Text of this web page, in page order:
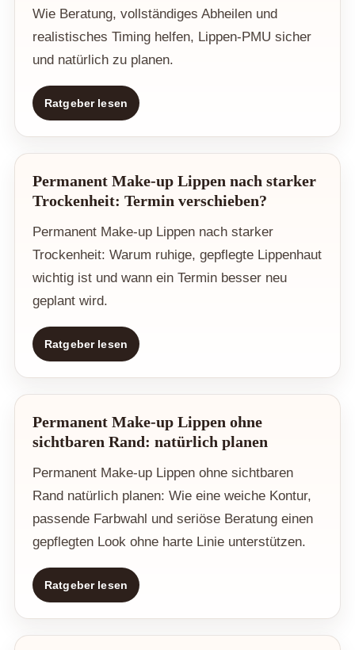
Wie Beratung, vollständiges Abheilen und
realistisches Timing helfen, Lippen-PMU sicher
und natürlich zu planen.
Ratgeber lesen
Permanent Make-up Lippen nach starker
Trockenheit: Termin verschieben?
Permanent Make-up Lippen nach starker
Trockenheit: Warum ruhige, gepflegte Lippenhaut
wichtig ist und wann ein Termin besser neu
geplant wird.
Ratgeber lesen
Permanent Make-up Lippen ohne
sichtbaren Rand: natürlich planen
Permanent Make-up Lippen ohne sichtbaren
Rand natürlich planen: Wie eine weiche Kontur,
passende Farbwahl und seriöse Beratung einen
gepflegten Look ohne harte Linie unterstützen.
Ratgeber lesen